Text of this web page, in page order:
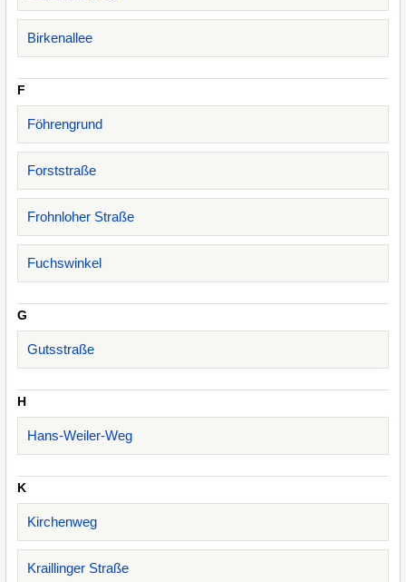
Birkenallee
F
Föhrengrund
Forststraße
Frohnloher Straße
Fuchswinkel
G
Gutsstraße
H
Hans-Weiler-Weg
K
Kirchenweg
Kraillinger Straße